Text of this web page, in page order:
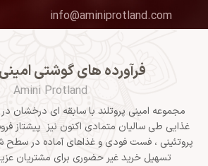
info@aminiprotland.com
فرآورده های گوشتی
Amini Protland
مجموعه امینی پروتلند با سابقه ای درخشان در
غذایی طی سالیان متمادی اکنون نیز پیشتاز
پروتئینی ، فست فودی و غذاهای آماده در سطح
تسهیل خرید غیر حضوری برای مشتریان